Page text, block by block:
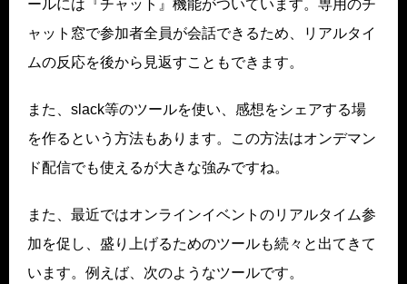
ールには『チャット』機能がついています。専用のチ
ャット窓で参加者全員が会話できるため、リアルタイ
ムの反応を後から見返すこともできます。
また、slack等のツールを使い、感想をシェアする場
を作るという方法もあります。この方法はオンデマン
ド配信でも使えるが大きな強みですね。
また、最近ではオンラインイベントのリアルタイム参
加を促し、盛り上げるためのツールも続々と出てきて
います。例えば、次のようなツールです。